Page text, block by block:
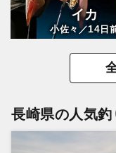
イカ
小佐々／14日
長崎県の人気釣